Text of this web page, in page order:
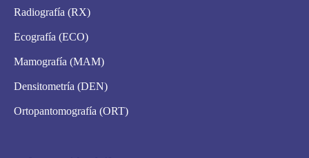
Radiografía (RX)
Ecografía (ECO)
Mamografía (MAM)
Densitometría (DEN)
Ortopantomografía (ORT)